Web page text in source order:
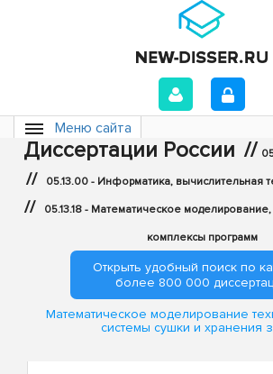
Меню сайта
Диссертации России //
// 05.13.00 - Информатика, вычислительная
// 05.13.18 - Математическое
комплексы программ
Открыть удобный поиск по
более 800 000
Математическое моделирование
системы сушки и хранения